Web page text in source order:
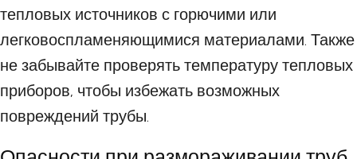
тепловых источников с горючими или
легковоспламеняющимися материалами. Также
не забывайте проверять температуру тепловых
приборов, чтобы избежать возможных
повреждений трубы.